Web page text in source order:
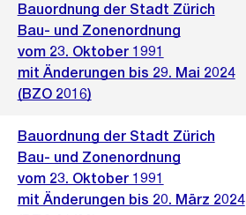
Bauordnung der Stadt Zürich
Bau- und Zonenordnung
vom 23. Oktober 1991
mit Änderungen bis 29. Mai 2024
(BZO 2016)
Bauordnung der Stadt Zürich
Bau- und Zonenordnung
vom 23. Oktober 1991
mit Änderungen bis 20. März 2024